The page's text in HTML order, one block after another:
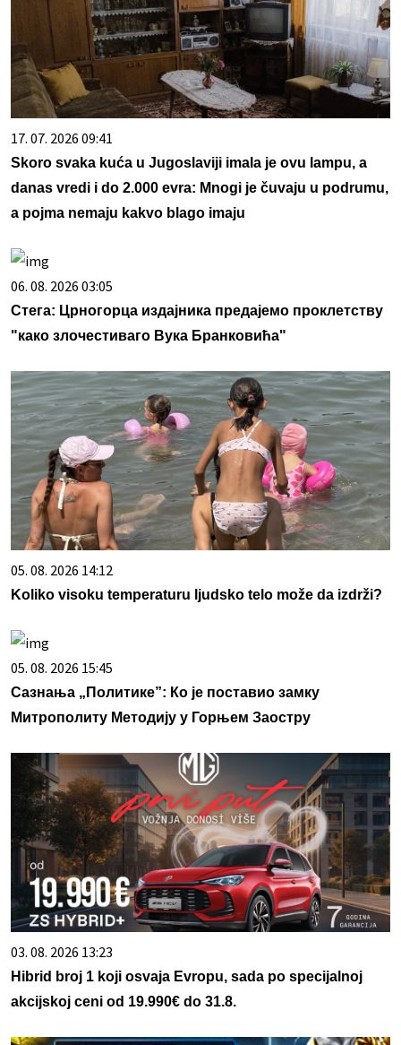
17. 07. 2026 09:41
Skoro svaka kuća u Jugoslaviji imala je ovu lampu, a
danas vredi i do 2.000 evra: Mnogi je čuvaju u podrumu,
a pojma nemaju kakvo blago imaju
06. 08. 2026 03:05
Стега: Црногорца издајника предајемо проклетству
"како злочестиваго Вука Бранковића"
05. 08. 2026 14:12
Koliko visoku temperaturu ljudsko telo može da izdrži?
05. 08. 2026 15:45
Сазнања „Политике”: Ко је поставио замку
Митрополиту Методију у Горњем Заостру
03. 08. 2026 13:23
Hibrid broj 1 koji osvaja Evropu, sada po specijalnoj
akcijskoj ceni od 19.990€ do 31.8.